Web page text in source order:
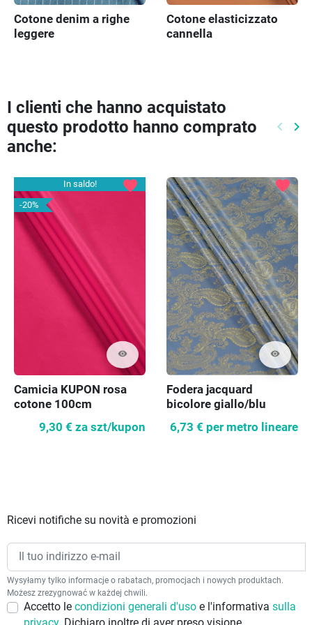
Cotone denim a righe
leggere
Cotone elasticizzato
cannella
I clienti che hanno acquistato
questo prodotto hanno comprato
anche:
keyboard_arrow_left keyboard_arrow_right
In saldo!
-20%
visibility
favorite
Camicia KUPON rosa
cotone 100cm
9,30 € za szt/kupon
visibility
favorite
Fodera jacquard
bicolore giallo/blu
6,73 € per metro lineare
Ricevi notifiche su novità e promozioni
Wysyłamy tylko informacje o rabatach, promocjach i nowych produktach.
Możesz zrezygnować w każdej chwili.
Accetto le condizioni generali d'uso e l'informativa sulla